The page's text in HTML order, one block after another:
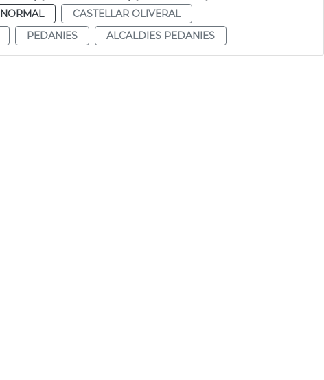
NORMAL
CASTELLAR OLIVERAL
PEDANIES ALCALDIES PEDANIES